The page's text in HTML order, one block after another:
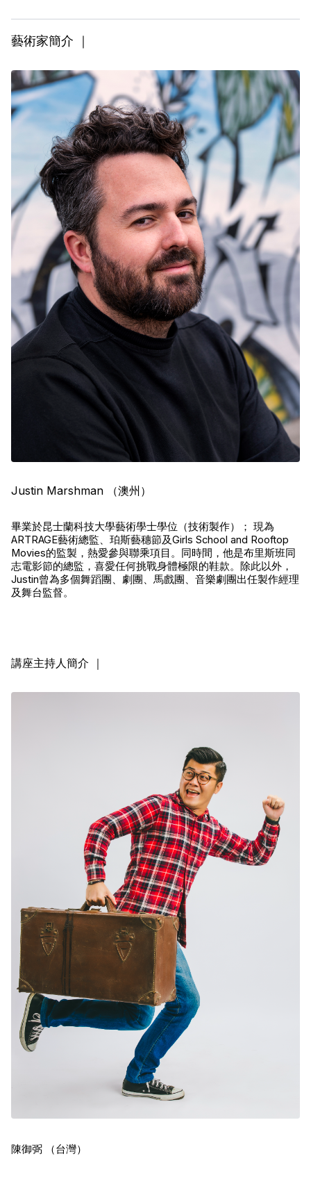
藝術家簡介 ｜
Justin Marshman （澳州）
畢業於昆士蘭科技大學藝術學士學位（技術製作）； 現為
ARTRAGE藝術總監、珀斯藝穗節及Girls School and Rooftop
Movies的監製，熱愛參與聯乘項目。同時間，他是布里斯班同
志電影節的總監，喜愛任何挑戰身體極限的鞋款。除此以外，
Justin曾為多個舞蹈團、劇團、馬戲團、音樂劇團出任製作經理
及舞台監督。
講座主持人簡介 ｜
陳御弼 （台灣）